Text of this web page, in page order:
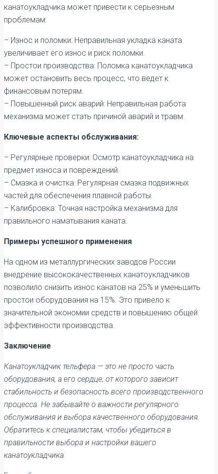
канатоукладчика может привести к серьезным
проблемам:
– Износ и поломки: Неправильная укладка каната
увеличивает его износ и риск поломки.
– Простои производства: Поломка канатоукладчика
может остановить весь процесс, что ведет к
финансовым потерям.
– Повышенный риск аварий: Неправильная работа
механизма может стать причиной аварий и травм.
Ключевые аспекты обслуживания:
– Регулярные проверки: Осмотр канатоукладчика на
предмет износа и повреждений.
– Смазка и очистка: Регулярная смазка подвижных
частей для обеспечения плавной работы.
– Калибровка: Точная настройка механизма для
правильного наматывания каната.
Примеры успешного применения
На одном из металлургических заводов России
внедрение высококачественных канатоукладчиков
позволило снизить износ канатов на 25% и уменьшить
простои оборудования на 15%. Это привело к
значительной экономии средств и повышению общей
эффективности производства.
Заключение
Канатоукладчик тельфера — это не просто часть
оборудования, а его сердце, от которого зависит
стабильность и безопасность всего производственного
процесса. Не забывайте о важности регулярного
обслуживания и выбора качественного оборудования.
Обратитесь к специалистам, чтобы убедиться в
правильности выбора и настройки вашего
канатоукладчика.